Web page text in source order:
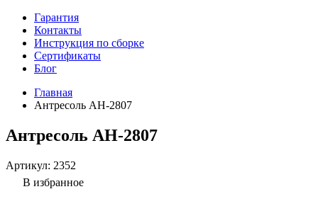
Гарантия
Контакты
Инструкция по сборке
Сертификаты
Блог
Главная
Антресоль АН-2807
Антресоль АН-2807
Артикул: 2352
В избранное